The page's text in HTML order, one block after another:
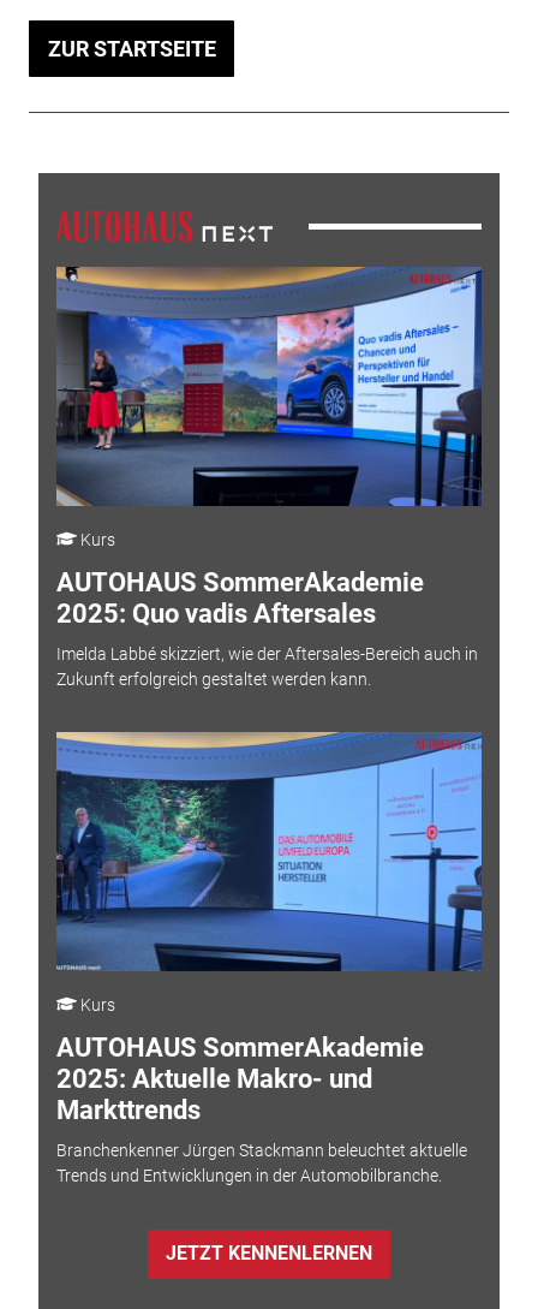
ZUR STARTSEITE
Kurs
AUTOHAUS SommerAkademie
2025: Quo vadis Aftersales
Imelda Labbé skizziert, wie der Aftersales-Bereich auch in
Zukunft erfolgreich gestaltet werden kann.
Kurs
AUTOHAUS SommerAkademie
2025: Aktuelle Makro- und
Markttrends
Branchenkenner Jürgen Stackmann beleuchtet aktuelle
Trends und Entwicklungen in der Automobilbranche.
JETZT KENNENLERNEN